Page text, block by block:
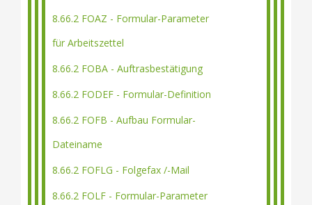
8.66.2 FOAZ - Formular-Parameter
für Arbeitszettel
8.66.2 FOBA - Auftrasbestätigung
8.66.2 FODEF - Formular-Definition
8.66.2 FOFB - Aufbau Formular-
Dateiname
8.66.2 FOFLG - Folgefax /-Mail
8.66.2 FOLF - Formular-Parameter